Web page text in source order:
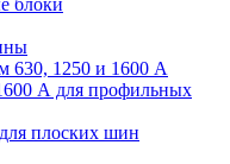
блоки
630, 1250 и 1600 А
А для профильных
плоских шин